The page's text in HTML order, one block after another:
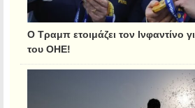
Ο Τραμπ ετοιμάζει τον Ινφαντίνο
του ΟΗΕ!